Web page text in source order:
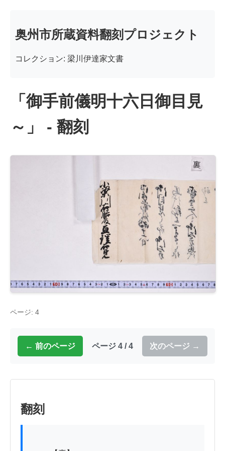
奥州市所蔵資料翻刻プロジェクト
コレクション: 梁川伊達家文書
「御手前儀明十六日御目見
～」 - 翻刻
ページ: 4
← 前のページ ページ 4 / 4 次のページ →
翻刻